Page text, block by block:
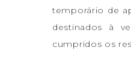
temporário de
destinados à
cumpridos os